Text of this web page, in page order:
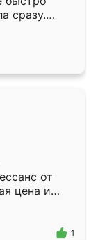
сразу.
к
Собрали
даже
от
цена и
1